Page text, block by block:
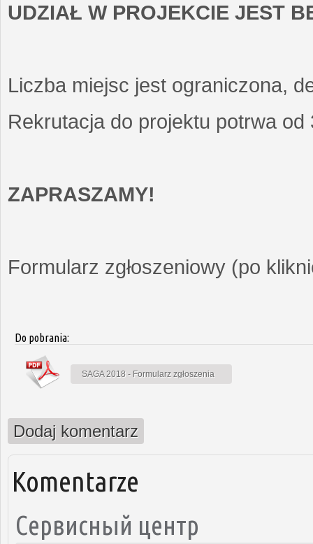
UDZIAŁ W PROJEKCIE JEST
Liczba miejsc jest ograniczona,
Rekrutacja do projektu potrwa
ZAPRASZAMY!
Formularz zgłoszeniowy (po
Do pobrania:
SAGA 2018 - Formularz zgłoszenia
Dodaj komentarz
Komentarze
Сервисный центр